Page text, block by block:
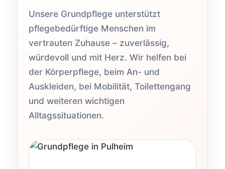
Unsere Grundpflege unterstützt
pflegebedürftige Menschen im
vertrauten Zuhause – zuverlässig,
würdevoll und mit Herz. Wir helfen bei
der Körperpflege, beim An- und
Auskleiden, bei Mobilität, Toilettengang
und weiteren wichtigen
Alltagssituationen.